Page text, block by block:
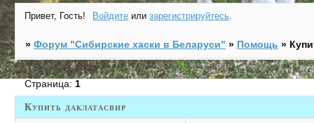
Привет, Гость! Войдите илизарегистрируйтесь.
»Форум "Cибирские хаски в Беларуси" » Помощь »
Купить даклатасвир
Страница: 1